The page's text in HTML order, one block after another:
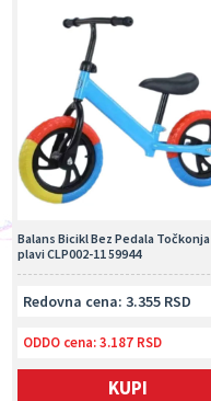
Balans Bicikl Bez Pedala Točkonja
plavi CLP002-11 59944
Redovna cena: 3.355 RSD
ODDO cena:3.187 RSD
KUPI